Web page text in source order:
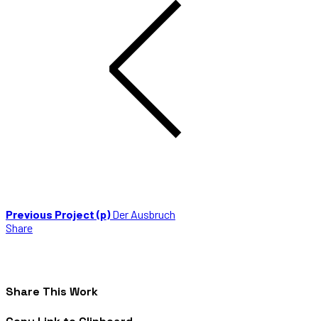
Previous Project (p)Der Ausbruch
Share
Share This Work